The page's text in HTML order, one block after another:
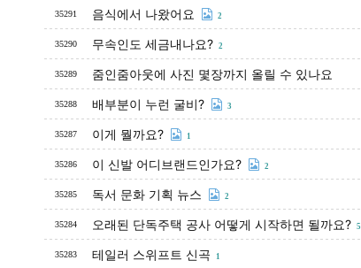
35291 음식에서 나왔어요 2
35290 무속인도 세금내나요? 2
35289 줌인줌아웃에 사진 몇장까지 올릴 수 있나요
35288 배부분이 누런 굴비? 3
35287 이게 뭘까요? 1
35286 이 신발 어디브랜드인가요? 2
35285 독서 문화 기획 뉴스 2
35284 오래된 단독주택 공사 어떻게 시작하면 될까요? 5
35283 테일러 스위프트 신곡 1